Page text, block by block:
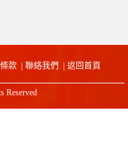
，選購老品牌熱水器，
款 聯絡我們 返回首頁
Reserved